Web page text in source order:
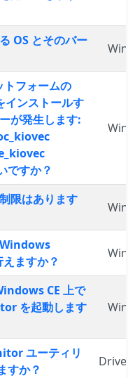
OS とそのバー
フォームの
ンストールす
が発生します:
ですか？
限はあります
ますか？
CE 上で
を起動します
ユーティリ
すか？